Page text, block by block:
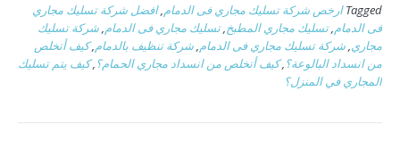
Tagged ارخص شركة تسليك مجاري فى الدمام,افضل شركة تسليك مجاري
فى الدمام,تسليك مجاري المطبخ,تسليك مجاري فى الدمام,شركة تسليك
مجاري,شركة تسليك مجاري فى الدمام,شركة تنظيف بالدمام,كيف أتخلص
من انسداد البالوعة؟,كيف أتخلص من انسداد مجاري الحمام؟,كيف يتم تسليك
المجاري في المنزل؟